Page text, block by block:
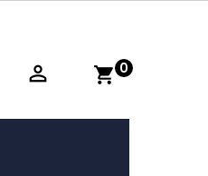
shopping_cart 0
